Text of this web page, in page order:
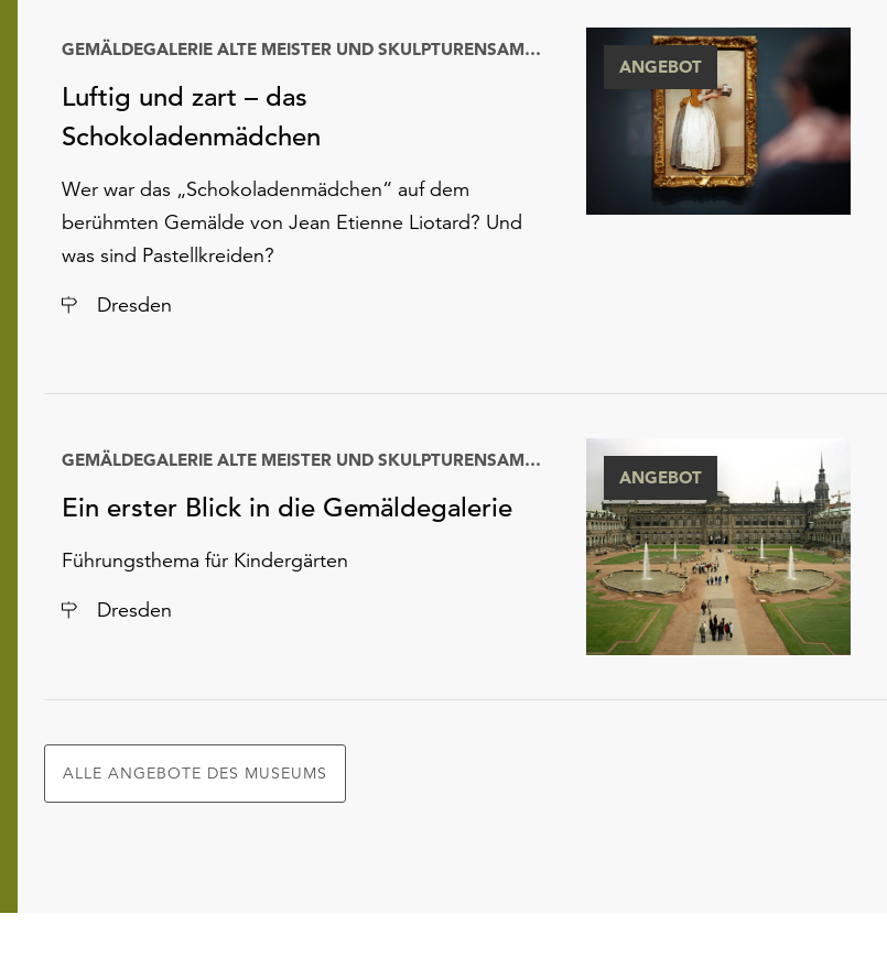
Luftig und zart – das
Schokoladenmädchen
GEMÄLDEGALERIE ALTE MEISTER UND SKULPTURENSAMMLUNG BIS 1800
Wer war das „Schokoladenmädchen“ auf dem
berühmten Gemälde von Jean Etienne Liotard? Und
was sind Pastellkreiden?
Ort
Dresden
ANGEBOT
Ein erster Blick in die Gemäldegalerie
GEMÄLDEGALERIE ALTE MEISTER UND SKULPTURENSAMMLUNG BIS 1800
Führungsthema für Kindergärten
Ort
Dresden
ANGEBOT
ALLE ANGEBOTE DES MUSEUMS